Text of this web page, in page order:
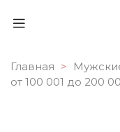
Главная
от 100 001 до 200